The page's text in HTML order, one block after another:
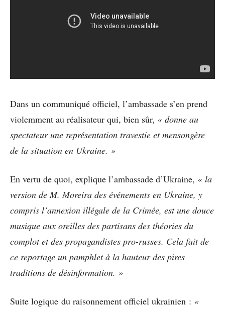
Dans un communiqué officiel, l’ambassade s’en prend
violemment au réalisateur qui, bien sûr, « donne au
spectateur une représentation travestie et mensongère
de la situation en Ukraine. »
En vertu de quoi, explique l’ambassade d’Ukraine, « la
version de M. Moreira des événements en Ukraine, y
compris l’annexion illégale de la Crimée, est une douce
musique aux oreilles des partisans des théories du
complot et des propagandistes pro-russes. Cela fait de
ce reportage un pamphlet à la hauteur des pires
traditions de désinformation. »
Suite logique du raisonnement officiel ukrainien : «